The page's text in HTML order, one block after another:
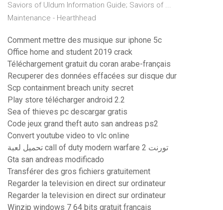
Saviors of Uldum Information Guide; Saviors of ...
Maintenance - Hearthhead
Comment mettre des musique sur iphone 5c
Office home and student 2019 crack
Téléchargement gratuit du coran arabe-français
Recuperer des données effacées sur disque dur
Scp containment breach unity secret
Play store télécharger android 2.2
Sea of thieves pc descargar gratis
Code jeux grand theft auto san andreas ps2
Convert youtube video to vlc online
تحميل لعبة call of duty modern warfare 2 تورنت
Gta san andreas modificado
Transférer des gros fichiers gratuitement
Regarder la television en direct sur ordinateur
Regarder la television en direct sur ordinateur
Winzip windows 7 64 bits gratuit francais